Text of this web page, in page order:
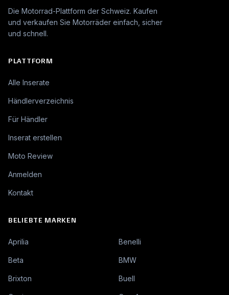
Die Motorrad-Plattform der Schweiz. Kaufen
und verkaufen Sie Motorräder einfach, sicher
und schnell.
PLATTFORM
Alle Inserate
Händlerverzeichnis
Für Händler
Inserat erstellen
Moto Review
Anmelden
Kontakt
BELIEBTE MARKEN
Aprilia Benelli
Beta BMW
Brixton Buell